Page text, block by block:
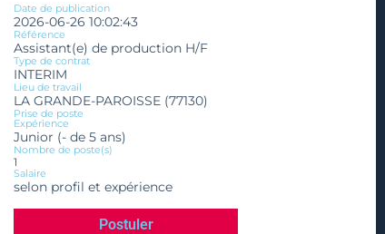
Date de publication
2026-06-26 10:02:43
Référence
Assistant(e) de production H/F
Type de contrat
INTERIM
Lieu de travail
LA GRANDE-PAROISSE (77130)
Prise de poste
Expérience
Junior (- de 5 ans)
Nombre de poste(s)
1
Salaire
selon profil et expérience
Postuler